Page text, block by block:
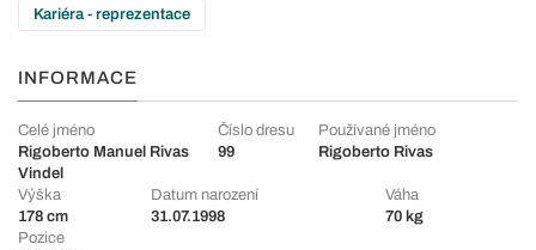
Kariéra - reprezentace
INFORMACE
Celé jméno
Rigoberto Manuel Rivas
Vindel
Číslo dresu
99
Používané jméno
Rigoberto Rivas
Výška
178 cm
Datum narození
31.07.1998
Váha
70 kg
Pozice